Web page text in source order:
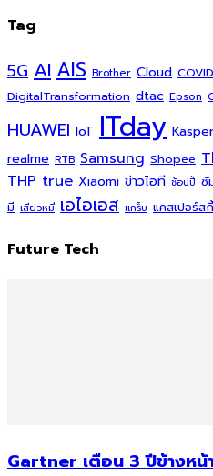
Tag
5G AI AIS Brother Cloud
DigitalTransformation dtac Epson
HUAWEI IoT ITday
realme RTB Samsung Shopee
THP true Xiaomi ข่าวไอที ช้อปปี้ ซั
มี เสียวหมี่ เอไอเอส แกร็บ แคสเปอร์สกี้
Future Tech
Gartner เตือน 3 ปีข้างหน้